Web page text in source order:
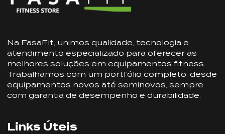
Na FasaFit, unimos qualidade, tecnologia e
atendimento especializado para oferecer as
melhores soluções em equipamentos fitness.
Trabalhamos com um portfólio completo, desde
equipamentos novos até seminovos, sempre
com garantia de desempenho e durabilidade.
Links Úteis